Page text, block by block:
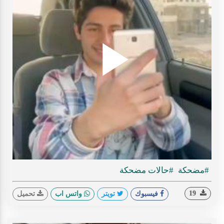
Play
#مضحكة #حالات مضحكة
فيسبوك تويتر واتس اب تحميل